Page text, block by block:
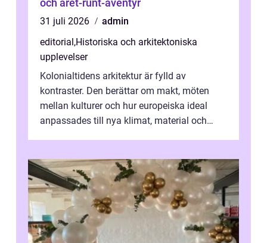
och året-runt-äventyr
31 juli 2026
admin
editorial,Historiska och arkitektoniska
upplevelser
Kolonialtidens arkitektur är fylld av
kontraster. Den berättar om makt, möten
mellan kulturer och hur europeiska ideal
anpassades till nya klimat, material och